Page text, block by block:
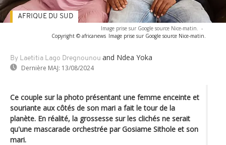
Image prise sur Google source Nice-matin. -
Copyright © africanews Image prise sur Google source Nice-matin.
By Laetitia Lago Dregnounou and Ndea Yoka
Dernière MAJ: 13/08/2024
AFRIQUE DU SUD
Ce couple sur la photo présentant une femme enceinte et
souriante aux côtés de son mari a fait le tour de la
planète. En réalité, la grossesse sur les clichés ne serait
qu'une mascarade orchestrée par Gosiame Sithole et son
mari.